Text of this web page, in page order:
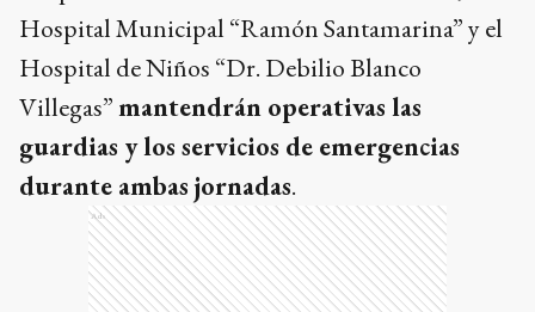
Hospital Municipal “Ramón Santamarina” y el
Hospital de Niños “Dr. Debilio Blanco
Villegas”mantendrán operativas las
guardias y los servicios de emergencias
durante ambas jornadas.
Ads